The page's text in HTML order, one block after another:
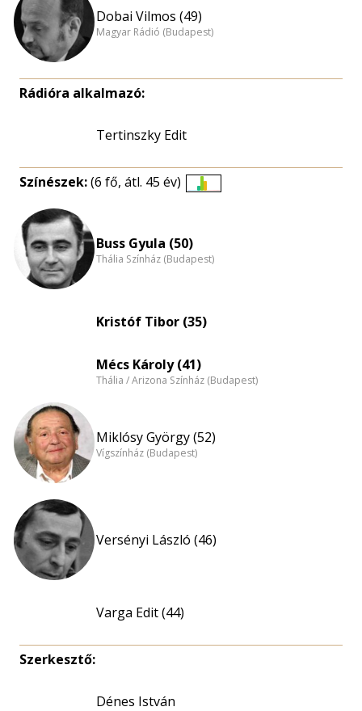
Dobai Vilmos (49)
Magyar Rádió (Budapest)
Rádióra alkalmazó:
Tertinszky Edit
Színészek:(6 fő, átl. 45 év)
Buss Gyula (50)
Thália Színház (Budapest)
Kristóf Tibor (35)
Mécs Károly (41)
Thália / Arizona Színház (Budapest)
Miklósy György (52)
Vígszínház (Budapest)
Versényi László (46)
Varga Edit (44)
Szerkesztő:
Dénes István